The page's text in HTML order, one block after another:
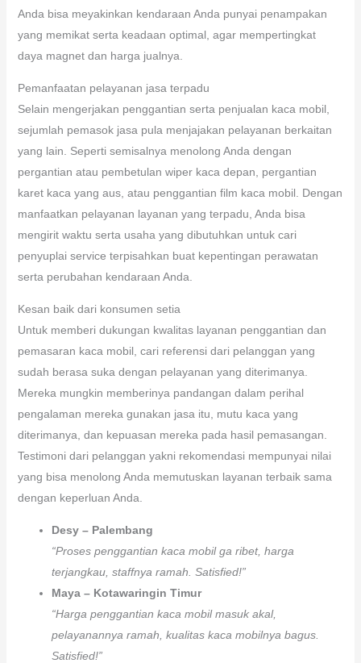
Anda bisa meyakinkan kendaraan Anda punyai penampakan
yang memikat serta keadaan optimal, agar mempertingkat
daya magnet dan harga jualnya.
Pemanfaatan pelayanan jasa terpadu
Selain mengerjakan penggantian serta penjualan kaca mobil,
sejumlah pemasok jasa pula menjajakan pelayanan berkaitan
yang lain. Seperti semisalnya menolong Anda dengan
pergantian atau pembetulan wiper kaca depan, pergantian
karet kaca yang aus, atau penggantian film kaca mobil. Dengan
manfaatkan pelayanan layanan yang terpadu, Anda bisa
mengirit waktu serta usaha yang dibutuhkan untuk cari
penyuplai service terpisahkan buat kepentingan perawatan
serta perubahan kendaraan Anda.
Kesan baik dari konsumen setia
Untuk memberi dukungan kwalitas layanan penggantian dan
pemasaran kaca mobil, cari referensi dari pelanggan yang
sudah berasa suka dengan pelayanan yang diterimanya.
Mereka mungkin memberinya pandangan dalam perihal
pengalaman mereka gunakan jasa itu, mutu kaca yang
diterimanya, dan kepuasan mereka pada hasil pemasangan.
Testimoni dari pelanggan yakni rekomendasi mempunyai nilai
yang bisa menolong Anda memutuskan layanan terbaik sama
dengan keperluan Anda.
Desy – Palembang
“Proses penggantian kaca mobil ga ribet, harga
terjangkau, staffnya ramah. Satisfied!”
Maya – Kotawaringin Timur
“Harga penggantian kaca mobil masuk akal,
pelayanannya ramah, kualitas kaca mobilnya bagus.
Satisfied!”